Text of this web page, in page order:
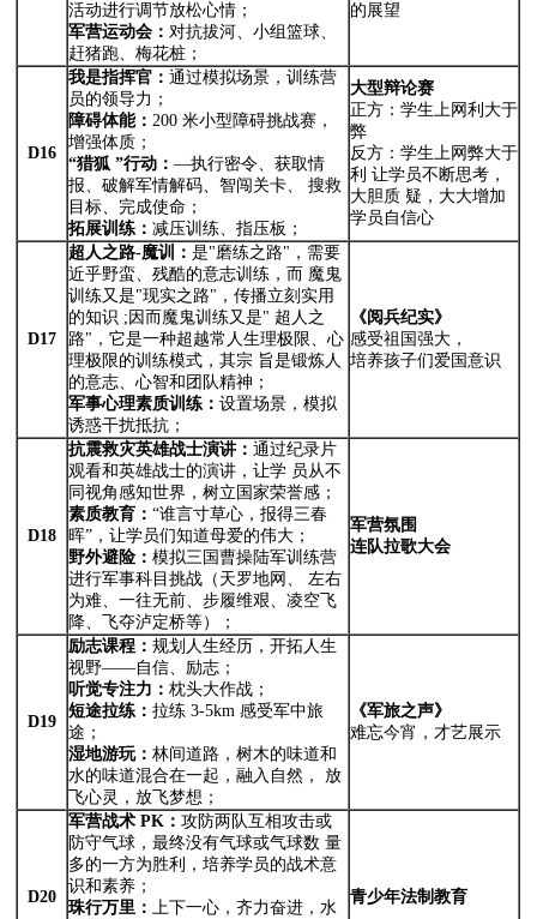
活动进行调节放松心情；
军营运动会：对抗拔河、小组篮球、
赶猪跑、梅花桩；
的展望
D16
我是指挥官：通过模拟场景，训练营
员的领导力；
障碍体能：200 米小型障碍挑战赛，
增强体质；
“猎狐 ”行动：—执行密令、获取情
报、破解军情解码、智闯关卡、 搜救
目标、完成使命；
拓展训练：减压训练、指压板；
大型辩论赛
正方：学生上网利大于
弊
反方：学生上网弊大于
利 让学员不断思考，
大胆质 疑，大大增加
学员自信心
D17
超人之路-魔训：是"磨练之路"，需要
近乎野蛮、残酷的意志训练，而 魔鬼
训练又是"现实之路"，传播立刻实用
的知识 ;因而魔鬼训练又是" 超人之
路"，它是一种超越常人生理极限、心
理极限的训练模式，其宗 旨是锻炼人
的意志、心智和团队精神；
军事心理素质训练：设置场景，模拟
诱惑干扰抵抗；
《阅兵纪实》
感受祖国强大，
培养孩子们爱国意识
D18
抗震救灾英雄战士演讲：通过纪录片
观看和英雄战士的演讲，让学 员从不
同视角感知世界，树立国家荣誉感；
素质教育：“谁言寸草心，报得三春
晖”，让学员们知道母爱的伟大；
野外避险：模拟三国曹操陆军训练营
进行军事科目挑战（天罗地网、 左右
为难、一往无前、步履维艰、凌空飞
降、飞夺泸定桥等）；
军营氛围
连队拉歌大会
D19
励志课程：规划人生经历，开拓人生
视野——自信、励志；
听觉专注力：枕头大作战；
短途拉练：拉练 3-5km 感受军中旅
途；
湿地游玩：林间道路，树木的味道和
水的味道混合在一起，融入自然， 放
飞心灵，放飞梦想；
《军旅之声》
难忘今宵，才艺展示
D20
军营战术 PK ：攻防两队互相攻击或
防守气球，最终没有气球或气球数 量
多的一方为胜利，培养学员的战术意
识和素养；
珠行万里：上下一心，齐力奋进，水
青少年法制教育